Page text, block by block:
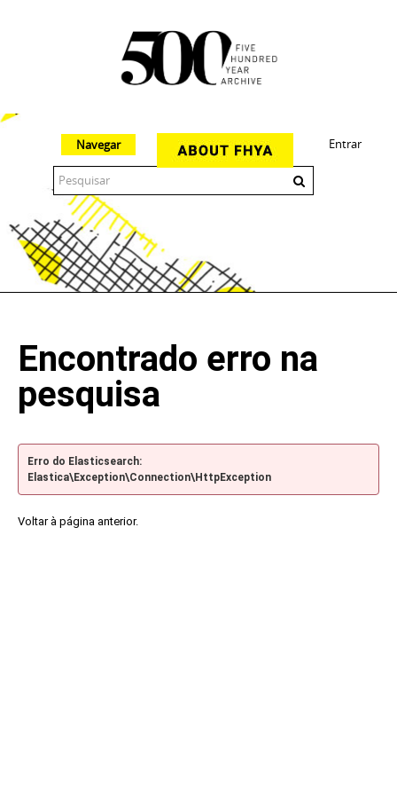
Entrar
Navegar
Encontrado erro na
pesquisa
Erro do Elasticsearch:
Elastica\Exception\Connection\HttpException
Voltar à página anterior.